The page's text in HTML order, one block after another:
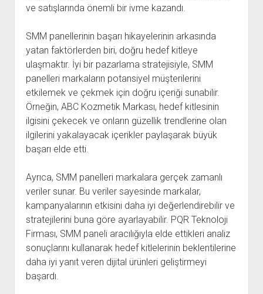
ve satışlarında önemli bir ivme kazandı.
SMM panellerinin başarı hikayelerinin arkasında
yatan faktörlerden biri, doğru hedef kitleye
ulaşmaktır. İyi bir pazarlama stratejisiyle, SMM
panelleri markaların potansiyel müşterilerini
etkilemek ve çekmek için doğru içeriği sunabilir.
Örneğin, ABC Kozmetik Markası, hedef kitlesinin
ilgisini çekecek ve onların güzellik trendlerine olan
ilgilerini yakalayacak içerikler paylaşarak büyük
başarı elde etti.
Ayrıca, SMM panelleri markalara gerçek zamanlı
veriler sunar. Bu veriler sayesinde markalar,
kampanyalarının etkisini daha iyi değerlendirebilir ve
stratejilerini buna göre ayarlayabilir. PQR Teknoloji
Firması, SMM paneli aracılığıyla elde ettikleri analiz
sonuçlarını kullanarak hedef kitlelerinin beklentilerine
daha iyi yanıt veren dijital ürünleri geliştirmeyi
başardı.